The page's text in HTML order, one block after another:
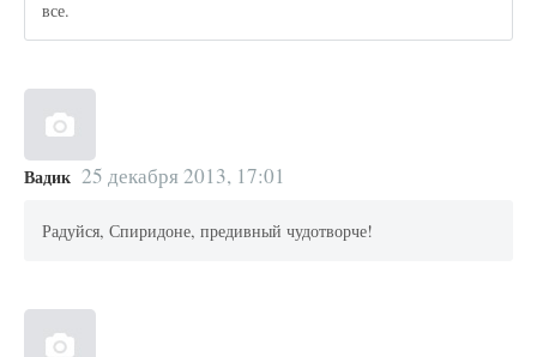
все.
Вадик 25 декабря 2013, 17:01
Радуйся, Спиридоне, предивный чудотворче!